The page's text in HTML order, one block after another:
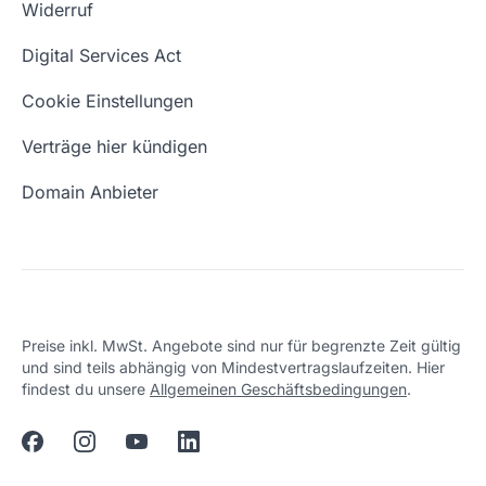
Was ist eine Domain?
Domain Umzug
Wie ist meine IP?
Email Adresse erstellen
Widerruf
Digital Services Act
Cookie Einstellungen
Verträge hier kündigen
Domain Anbieter
Preise inkl. MwSt. Angebote sind nur für begrenzte Zeit gültig
und sind teils abhängig von Mindestvertragslaufzeiten. Hier
findest du unsere Allgemeinen Geschäftsbedingungen.